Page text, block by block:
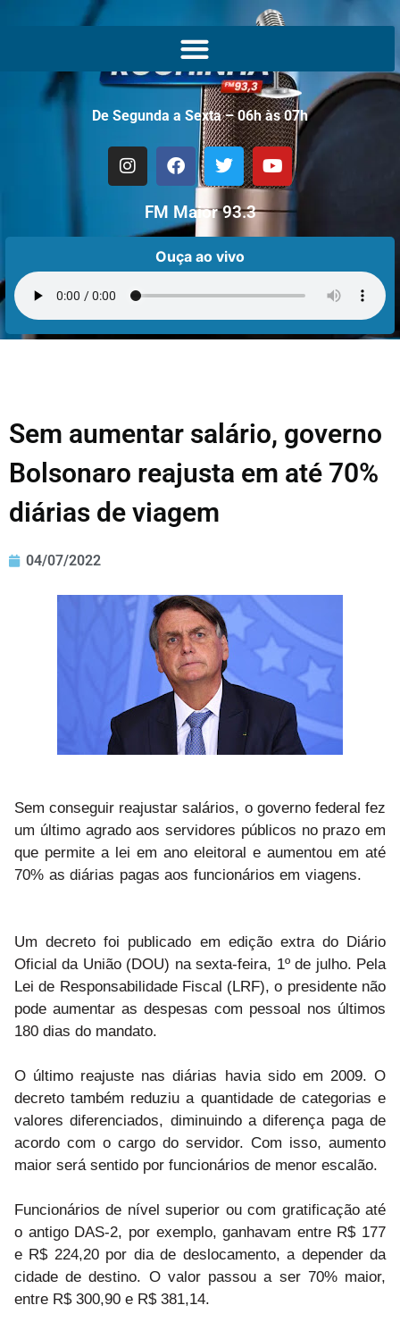
De Segunda a Sexta – 06h às 07h
FM Maior 93.3
Ouça ao vivo
Sem aumentar salário, governo
Bolsonaro reajusta em até 70%
diárias de viagem
04/07/2022
Sem conseguir reajustar salários, o governo federal fez
um último agrado aos servidores públicos no prazo em
que permite a lei em ano eleitoral e aumentou em até
70% as diárias pagas aos funcionários em viagens.
Um decreto foi publicado em edição extra do Diário
Oficial da União (DOU) na sexta-feira, 1º de julho. Pela
Lei de Responsabilidade Fiscal (LRF), o presidente não
pode aumentar as despesas com pessoal nos últimos
180 dias do mandato.
O último reajuste nas diárias havia sido em 2009. O
decreto também reduziu a quantidade de categorias e
valores diferenciados, diminuindo a diferença paga de
acordo com o cargo do servidor. Com isso, aumento
maior será sentido por funcionários de menor escalão.
Funcionários de nível superior ou com gratificação até
o antigo DAS-2, por exemplo, ganhavam entre R$ 177
e R$ 224,20 por dia de deslocamento, a depender da
cidade de destino. O valor passou a ser 70% maior,
entre R$ 300,90 e R$ 381,14.